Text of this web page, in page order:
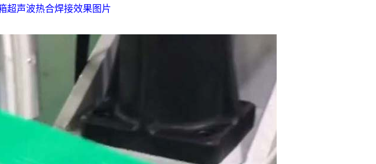
超声波热合焊接效果图片